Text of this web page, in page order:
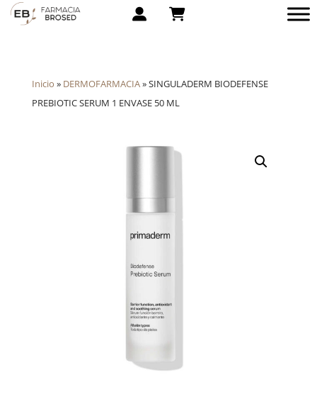
Inicio » DERMOFARMACIA»SINGULADERM BIODEFENSE
PREBIOTIC SERUM 1 ENVASE 50 ML